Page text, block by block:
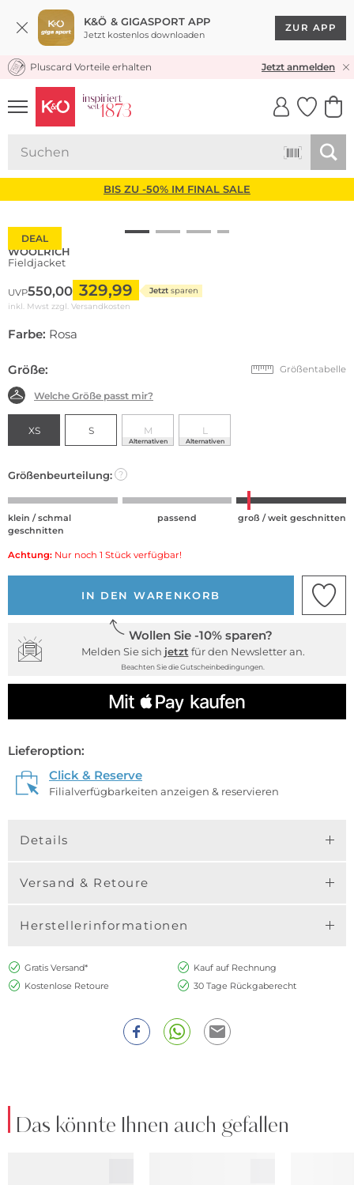
K&Ö & GIGASPORT APP
Jetzt kostenlos downloaden
ZUR APP
KOSTENLOSER VERSAND* & RÜCKVERSAND
Pluscard Vorteile erhalten Jetzt anmelden
UNSERE APP
CLICK &
BIS ZU -50% IM FINAL SALE
DEAL
WOOLRICH
Fieldjacket
UVP550,00 329,99 Jetzt sparen
inkl. Mwst zzgl. Versandkosten
Farbe: Rosa
Größe: Größentabelle
Welche Größe passt mir?
XS S M
Alternativen
L
Alternativen
Größenbeurteilung: ?
klein / schmal
geschnitten
passend groß / weit geschnitten
Achtung: Nur noch 1 Stück verfügbar!
IN DEN WARENKORB
Wollen Sie -10% sparen?
Melden Sie sich jetzt für den Newsletter an.
Beachten Sie die Gutscheinbedingungen.
Lieferoption:
Click & Reserve
Filialverfügbarkeiten anzeigen & reservieren
Details
Versand & Retoure
Herstellerinformationen
Gratis Versand*
Kauf auf Rechnung
Kostenlose Retoure
30 Tage Rückgaberecht
Das könnte Ihnen auch gefallen